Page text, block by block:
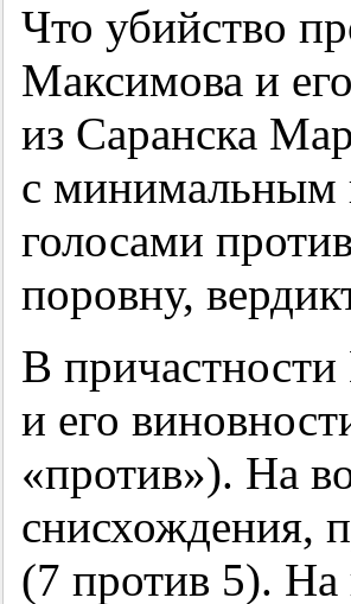
Что убийство
Максимова и
из Саранска
с минимальным
голосами
поровну,
В
и его
«против»). На
снисхождения,
(7 против 5). На